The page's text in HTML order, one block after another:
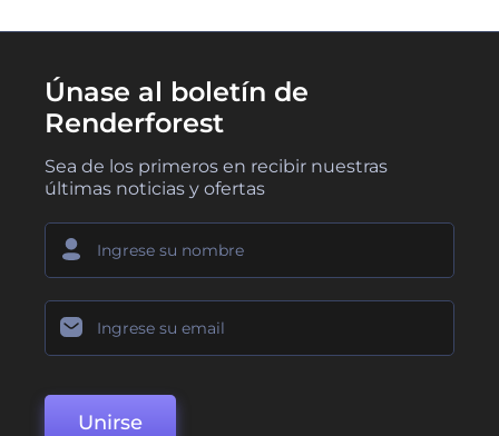
Únase al boletín de
Renderforest
Sea de los primeros en recibir nuestras
últimas noticias y ofertas
Unirse